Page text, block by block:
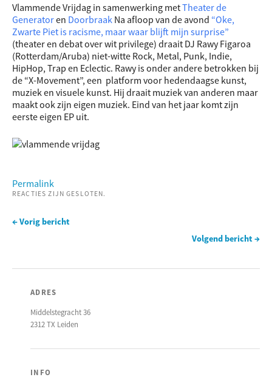
Vlammende Vrijdag in samenwerking metTheater de
Generatoren Doorbraak Na afloop van de avond “Oke,
Zwarte Piet is racisme, maar waar blijft mijn surprise”
(theater en debat over wit privilege) draait DJ Rawy Figaroa
(Rotterdam/Aruba) niet-witte Rock, Metal, Punk, Indie,
HipHop, Trap en Eclectic. Rawy is onder andere betrokken bij
de “X-Movement”, een platform voor hedendaagse kunst,
muziek en visuele kunst. Hij draait muziek van anderen maar
maakt ook zijn eigen muziek. Eind van het jaar komt zijn
eerste eigen EP uit.
Permalink
REACTIES ZIJN GESLOTEN.
← Vorig bericht
Volgend bericht →
ADRES
Middelstegracht 36
2312 TX Leiden
INFO